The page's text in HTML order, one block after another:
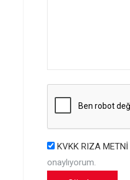
KVKK RIZA METNİ
onaylıyorum.